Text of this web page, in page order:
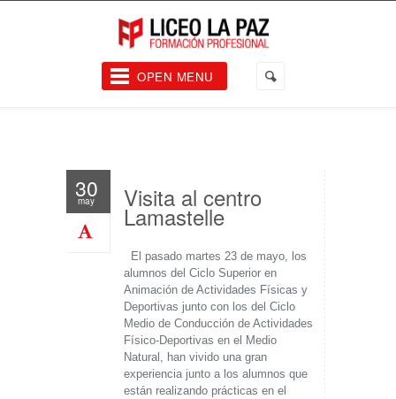
OPEN MENU
30
may Visita al centro
Lamastelle
El pasado martes 23 de mayo, los
alumnos del Ciclo Superior en
Animación de Actividades Físicas y
Deportivas junto con los del Ciclo
Medio de Conducción de Actividades
Físico-Deportivas en el Medio
Natural, han vivido una gran
experiencia junto a los alumnos que
están realizando prácticas en el